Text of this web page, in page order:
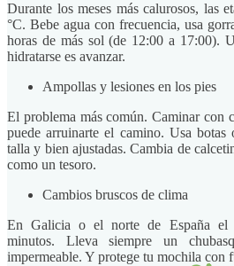
Durante los meses más calurosos, las
°C. Bebe agua con frecuencia, usa
horas de más sol (de 12:00 a 17:00).
hidratarse es avanzar.
Ampollas y lesiones en los pies
El problema más común. Caminar con
puede arruinarte el camino. Usa botas
talla y bien ajustadas. Cambia de
como un tesoro.
Cambios bruscos de clima
En Galicia o el norte de España el
minutos. Lleva siempre un
impermeable. Y protege tu mochila con